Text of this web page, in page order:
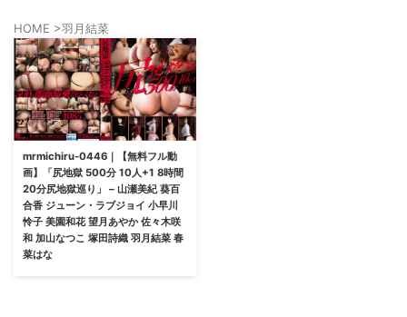
HOME >羽月結菜
mrmichiru-0446｜【無料フル動
画】「尻地獄 500分 10人+1 8時間
20分尻地獄巡り」 – 山瀬美紀 葵百
合香 ジューン・ラブジョイ 小早川
怜子 美園和花 望月あやか 佐々木咲
和 加山なつこ 塚田詩織 羽月結菜 春
菜はな